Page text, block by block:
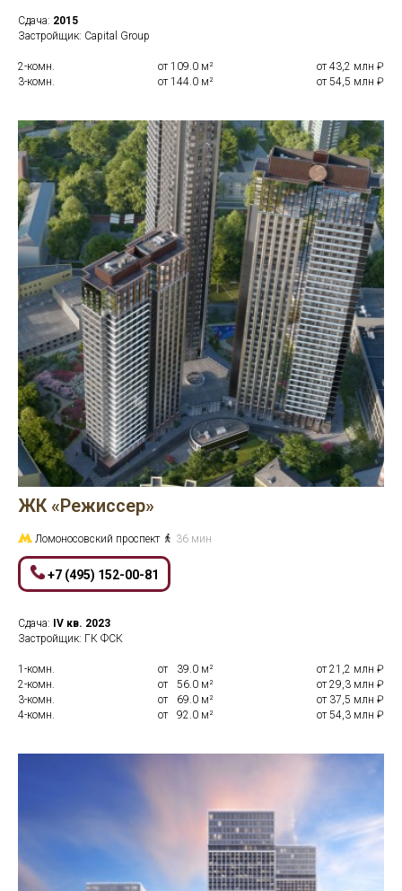
Сдача: 2015
Застройщик: Capital Group
2-комн. от 109.0 м²
от 43,2 млн ₽
3-комн.
от 144.0 м² от 54,5 млн ₽
ЖК «Режиссер»
Ломоносовский проспект 36 мин
+7 (495) 152-00-81
Сдача: IV кв. 2023
Застройщик: ГК ФСК
1-комн. от 39.0 м²
от 21,2 млн ₽
2-комн.
от 56.0 м²
от 29,3 млн ₽
3-комн.
от 69.0 м²
от 37,5 млн ₽
4-комн.
от 92.0 м² от 54,3 млн ₽